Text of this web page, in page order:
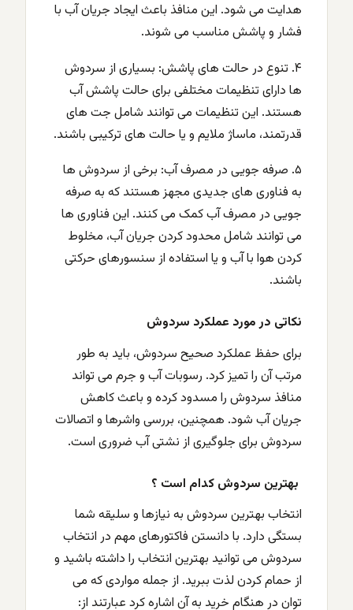
هدایت می شود. این منافذ باعث ایجاد جریان آب با
فشار و پاشش مناسب می شوند.
۴. تنوع در حالت های پاشش: بسیاری از سردوش
ها دارای تنظیمات مختلفی برای حالت پاشش آب
هستند. این تنظیمات می توانند شامل جت های
قدرتمند، ماساژ ملایم و یا حالت های ترکیبی باشند.
۵. صرفه جویی در مصرف آب: برخی از سردوش ها
به فناوری های جدیدی مجهز هستند که به صرفه
جویی در مصرف آب کمک می کنند. این فناوری ها
می توانند شامل محدود کردن جریان آب، مخلوط
کردن هوا با آب و یا استفاده از سنسورهای حرکتی
باشند.
نکاتی در مورد عملکرد سردوش
برای حفظ عملکرد صحیح سردوش، باید به طور
مرتب آن را تمیز کرد. رسوبات آب و جرم می تواند
منافذ سردوش را مسدود کرده و باعث کاهش
جریان آب شود. همچنین، بررسی واشرها و اتصالات
سردوش برای جلوگیری از نشتی آب ضروری است.
بهترین سردوش کدام است ؟
انتخاب بهترین سردوش به نیازها و سلیقه شما
بستگی دارد. با دانستن فاکتورهای مهم در انتخاب
سردوش می توانید بهترین انتخاب را داشته باشید و
از حمام کردن لذت ببرید. از جمله مواردی که می
توان در هنگام خرید به آن اشاره کرد عبارتند از: